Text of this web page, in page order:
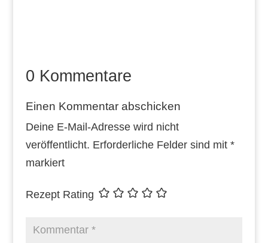
0 Kommentare
Einen Kommentar abschicken
Deine E-Mail-Adresse wird nicht
veröffentlicht. Erforderliche Felder sind mit *
markiert
Rezept Rating